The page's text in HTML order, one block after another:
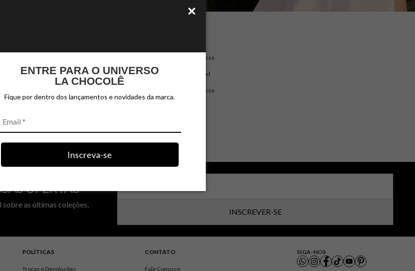
ENTRE PARA O UNIVERSO
LA CHOCOLÊ
Fique por dentro dos lançamentos e novidades da marca.
Inscreva-se
vel vulputate. Suspendisse fermentum vestibulum enim id gravida. Suspendisse
Aenean finibus dignissim libero vel vulputate. Suspendisse fermentum
dolor sit amet, consectetur adipiscing elit. Aenean finibus dignissim libero vel
sed molestie cursus.
vel vulputate. Suspendisse fermentum vestibulum enim id gravida. Suspendisse
Aenean finibus dignissim libero vel vulputate. Suspendisse fermentum
OFERTAS
as últimas coleções,
INSCREVER-SE
POLÍTICAS
Trocas e Devoluções
CONTATO
Fale Conosco
SIGA-NOS